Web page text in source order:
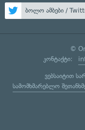
ბოლო ამბები /
©
კონტაქტი:
ვებსაიტით
სამომხმარებლო